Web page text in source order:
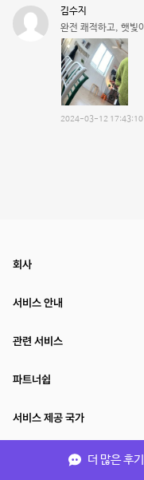
김수지
완전 쾌적하고, 햇빛
2024-03-12 17:43:10
더 많은 후기
회사
서비스 안내
관련 서비스
파트너쉽
서비스 제공 국가